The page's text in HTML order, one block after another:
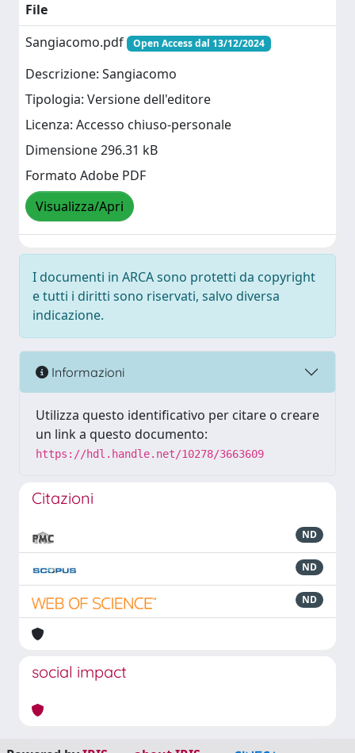
File
Sangiacomo.pdf
Open Access dal 13/12/2024
Descrizione: Sangiacomo
Tipologia: Versione dell'editore
Licenza: Accesso chiuso-personale
Dimensione 296.31 kB
Formato Adobe PDF
Visualizza/Apri
I documenti in ARCA sono protetti da copyright
e tutti i diritti sono riservati, salvo diversa
indicazione.
Informazioni
Utilizza questo identificativo per citare o creare
un link a questo documento:
https://hdl.handle.net/10278/3663609
Citazioni
ND
ND
ND
social impact